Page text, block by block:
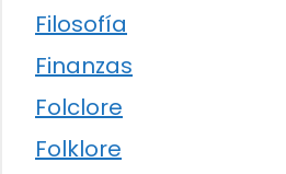
Filosofía
Finanzas
Folclore
Folklore